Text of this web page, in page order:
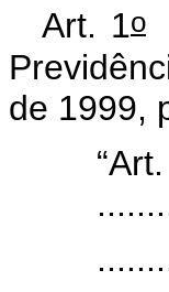
Art. 1o
de 1999,